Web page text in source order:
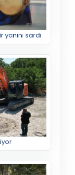
sardı